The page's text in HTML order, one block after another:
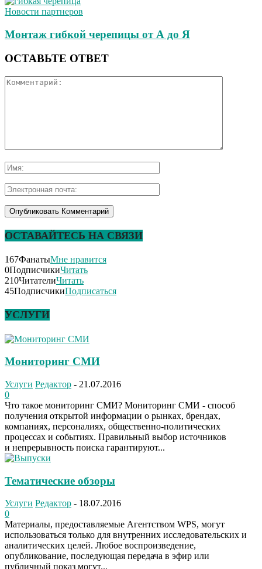
Новости партнеров
Монтаж гибкой черепицы от А до Я
ОСТАВЬТЕ ОТВЕТ
ОСТАВАЙТЕСЬ НА СВЯЗИ
167ФанатыМне нравится
0ПодписчикиЧитать
210ЧитателиЧитать
45ПодписчикиПодписаться
УСЛУГИ
Мониторинг СМИ
Услуги Редактор - 21.07.2016
0
Что такое мониторинг СМИ? Мониторинг СМИ - способ
получения открытой информации о рынках, брендах,
компаниях, персоналиях, общественно-политических
процессах и событиях. Правильный выбор источников
и непрерывность поиска гарантируют...
Тематические обзоры
Услуги Редактор - 18.07.2016
0
Материалы, предоставляемые Агентством WPS, могут
использоваться только для внутренних исследовательских и
аналитических целей. Любое воспроизведение,
опубликование, последующая передача в эфир или
публичный показ могут...